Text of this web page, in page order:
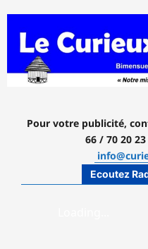
contenu
Pour votre publicité,
66 / 70 20
Ecoutez